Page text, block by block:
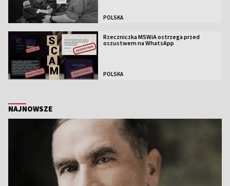
POLSKA
Rzeczniczka MSWiA ostrzega przed
oszustwem na WhatsApp
POLSKA
NAJNOWSZE